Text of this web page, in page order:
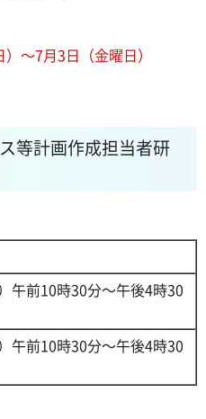
～7月3日（金曜日）
等計画作成担当者研
午前10時30分～午後4時30
午前10時30分～午後4時30